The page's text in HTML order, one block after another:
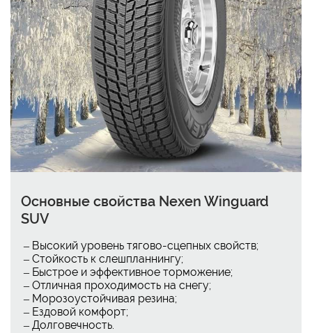
Основные свойства Nexen Winguard
SUV
– Высокий уровень тягово-сцепных свойств;
– Стойкость к слешпланнингу;
– Быстрое и эффективное торможение;
– Отличная проходимость на снегу;
– Морозоустойчивая резина;
– Ездовой комфорт;
– Долговечность.